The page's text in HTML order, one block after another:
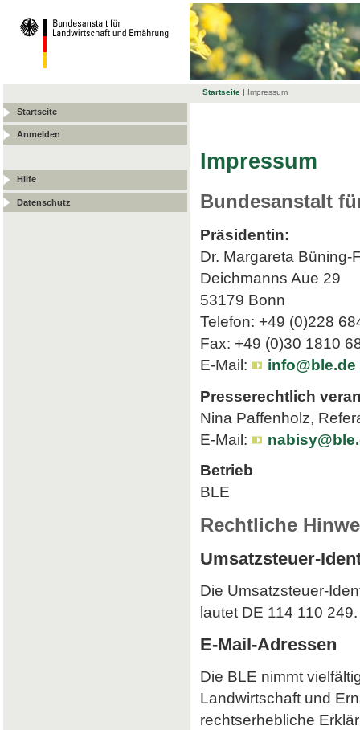
Startseite | Impressum
Startseite
Anmelden
Hilfe
Datenschutz
Impressum
Bundesanstalt
Präsidentin:
Dr. Margareta Büning-
Deichmanns Aue 29
53179 Bonn
Telefon: +49 (0)228
Fax: +49 (0)30 1810
E-Mail:
info@ble.de
Presserechtlich
Nina Paffenholz,
E-Mail:
Betrieb
BLE
Rechtliche
Umsatzsteuer-
Die Umsatzsteuer-
lautet DE 114 110 249.
E-Mail-Adressen
Die BLE nimmt
Landwirtschaft und
rechtserhebliche